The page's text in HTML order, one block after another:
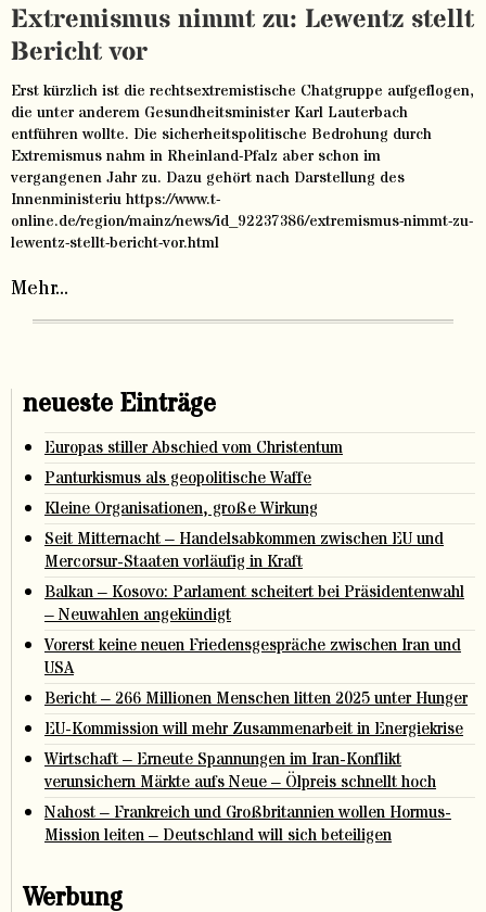
Extremismus nimmt zu: Lewentz stellt
Bericht vor
Erst kürzlich ist die rechtsextremistische Chatgruppe aufgeflogen,
die unter anderem Gesundheitsminister Karl Lauterbach
entführen wollte. Die sicherheitspolitische Bedrohung durch
Extremismus nahm in Rheinland-Pfalz aber schon im
vergangenen Jahr zu. Dazu gehört nach Darstellung des
Innenministeriu https://www.t-
online.de/region/mainz/news/id_92237386/extremismus-nimmt-zu-
lewentz-stellt-bericht-vor.html
Mehr...
neueste Einträge
Europas stiller Abschied vom Christentum
Panturkismus als geopolitische Waffe
Kleine Organisationen, große Wirkung
Seit Mitternacht – Handelsabkommen zwischen EU und
Mercorsur-Staaten vorläufig in Kraft
Balkan – Kosovo: Parlament scheitert bei Präsidentenwahl
– Neuwahlen angekündigt
Vorerst keine neuen Friedensgespräche zwischen Iran und
USA
Bericht – 266 Millionen Menschen litten 2025 unter Hunger
EU-Kommission will mehr Zusammenarbeit in Energiekrise
Wirtschaft – Erneute Spannungen im Iran-Konflikt
verunsichern Märkte aufs Neue – Ölpreis schnellt hoch
Nahost – Frankreich und Großbritannien wollen Hormus-
Mission leiten – Deutschland will sich beteiligen
Werbung